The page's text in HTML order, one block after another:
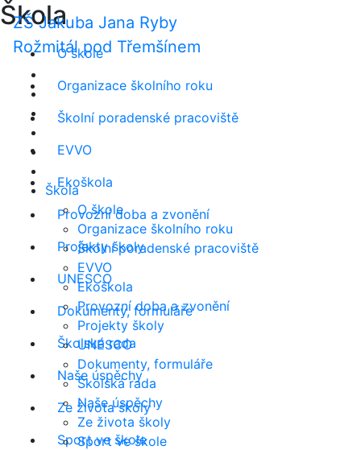
ZŠ Jakuba Jana Ryby
Rožmitál pod Třemšínem
Škola
O škole
Organizace školního roku
Školní poradenské pracoviště
EVVO
Ekoškola
Provozní doba a zvonění
Projekty školy
UNESCO
Dokumenty, formuláře
Školská rada
Naše úspěchy
Ze života školy
Sport ve škole
Škola
O škole
Organizace školního roku
Školní poradenské pracoviště
EVVO
Ekoškola
Provozní doba a zvonění
Projekty školy
UNESCO
Dokumenty, formuláře
Školská rada
Naše úspěchy
Ze života školy
Sport ve škole